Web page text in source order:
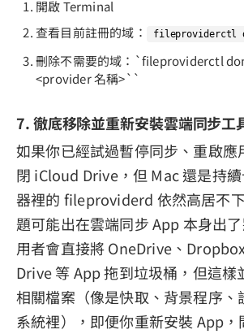
開啟 Terminal
查看目前註冊的域：
fileproviderctl
刪除不需要的域：`fileproviderctl
<provider 名稱>``
7. 徹底移除並重新安裝雲端同步工
如果你已經試過暫停同步、重啟應
閉 iCloud Drive，但 Mac 還是持
器裡的 fileproviderd 依然高居不
題可能出在雲端同步 App 本身出
用者會直接將 OneDrive、
Drive 等 App 拖到垃圾桶，但這樣
相關檔案（像是快取、背景程序、
系統裡），即便你重新安裝 App